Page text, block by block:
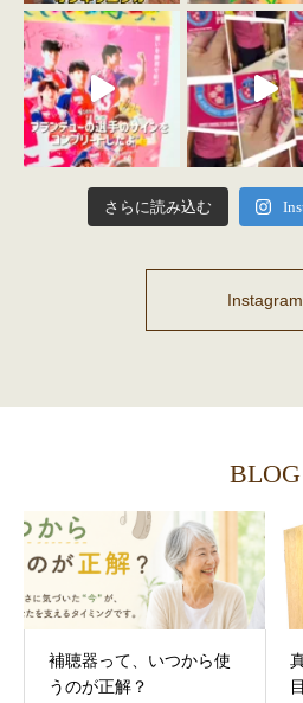
さらに読み込む
Instagram
BLOG
補聴器って、いつから使
うのが正解？